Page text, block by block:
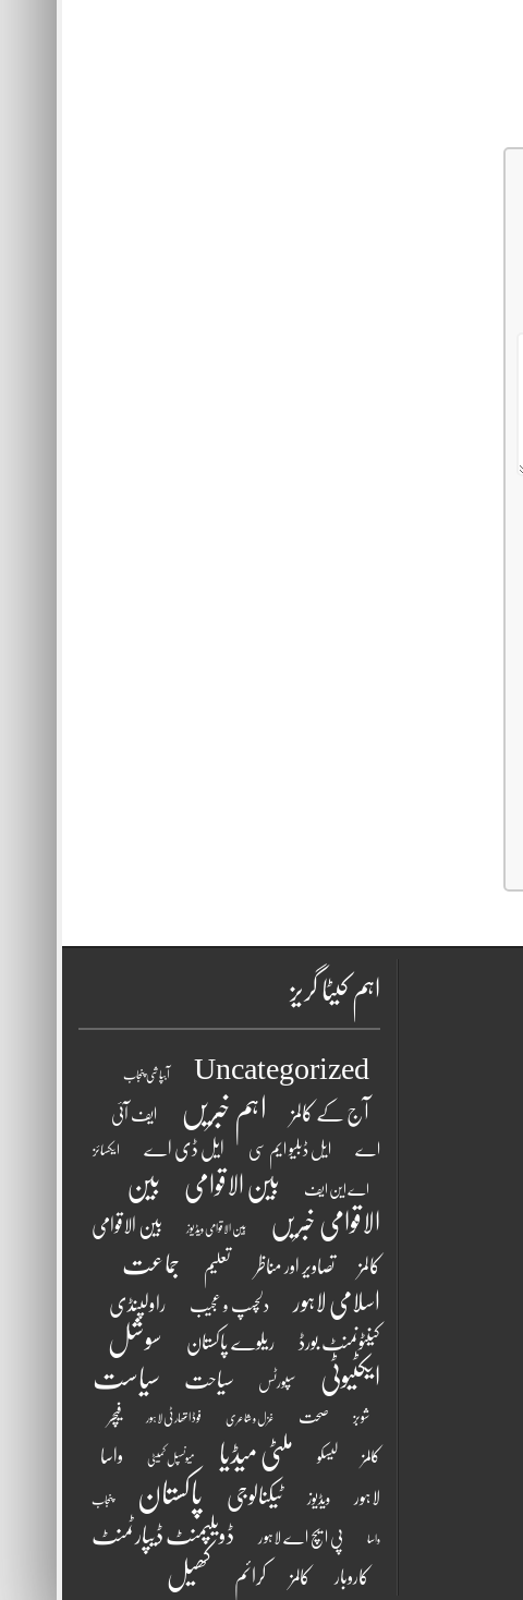
اہم کیٹا گریز
Uncategorized آبپاشی پنجاب
آج کے کالمز اہم خبریں ایف آئی
اے ایل ڈبلیو ایم سی ایل ڈی اے ایکسائز
اے این ایف بین الاقوامی
بین
الاقوامی خبریں
بین الاقوامی ویڈیوز بین الاقوامی
کالمز تصاویر اور مناظر تعلیم
جماعت
اسلامی لاہور
دلچسپ و عجیب راولپنڈی
کینٹونمنٹ بورڈ ریلوے پاکستان
سوشل
ایکٹیوٹی
سپورٹس سیاحت سیاست
شوبز صحت غزل و شاعری فوڈ اتھارٹی لاہور فیچر
کالمز لیسکو ملٹی میڈیا میونسپل کمیٹی واسا
لاہور ویڈیوز ٹیکنالوجی پاکستان پنجاب
واسا پی ایچ اے لاہور ڈویلپمنٹ ڈیپارٹمنٹ
کاروبار کالمز کرائم کھیل